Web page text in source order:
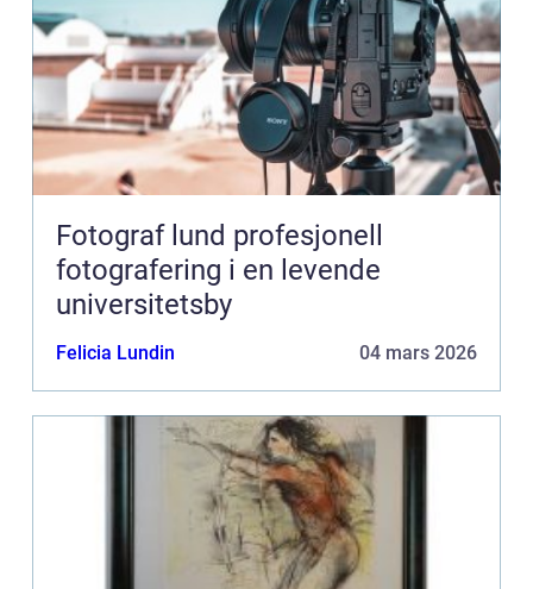
Fotograf lund profesjonell
fotografering i en levende
universitetsby
Felicia Lundin 04 mars 2026